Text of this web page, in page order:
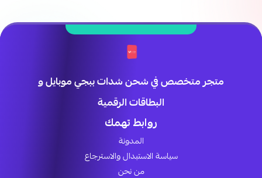
متجر متخصص في شحن شدات ببجي موبايل و
البطاقات الرقمية
روابط تهمك
المدونة
سياسة الاستبدال والاسترجاع
من نحن